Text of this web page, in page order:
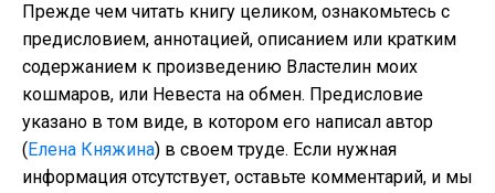
Прежде чем читать книгу целиком, ознакомьтесь с
предисловием, аннотацией, описанием или кратким
содержанием к произведению Властелин моих
кошмаров, или Невеста на обмен. Предисловие
указано в том виде, в котором его написал автор
(Елена Княжина) в своем труде. Если нужная
информация отсутствует, оставьте комментарий, и мы